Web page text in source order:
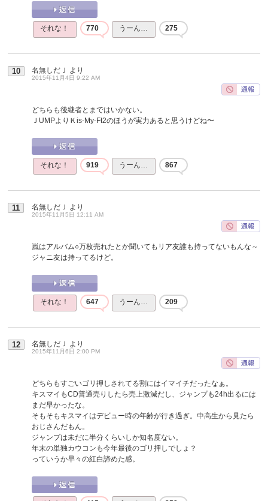
それな！ 770 うーん… 275
10 名無しだＪ より
2015年11月4日 9:22 AM
どちらも後継者とまではいかない。
ＪUMPよりＫis-My-Ft2のほうが実力あると思うけどね〜
それな！ 919 うーん… 867
11 名無しだＪ より
2015年11月5日 12:11 AM
嵐はアルバム○万枚売れたとか聞いてもリア友誰も持ってないもんな～
ジャニ友は持ってるけど。
それな！ 647 うーん… 209
12 名無しだＪ より
2015年11月6日 2:00 PM
どちらもすごいゴリ押しされてる割にはイマイチだったなぁ。
キスマイもCD普通売りしたら売上激減だし、ジャンプも24h出るには
まだ早かったな。
そもそもキスマイはデビュー時の年齢が行き過ぎ。中高生から見たら
おじさんだもん。
ジャンプは未だに半分くらいしか知名度ない。
年末の単独カウコンも今年最後のゴリ押しでしょ？
っていうか早々の紅白諦めた感。